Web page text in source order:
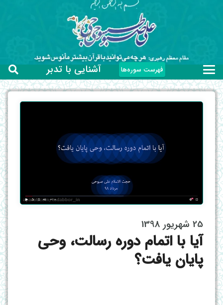
فهرست سوره‌ها آشنایی با تدبر
25 شهریور 1398
آیا با اتمام دوره رسالت، وحی
پایان یافت؟